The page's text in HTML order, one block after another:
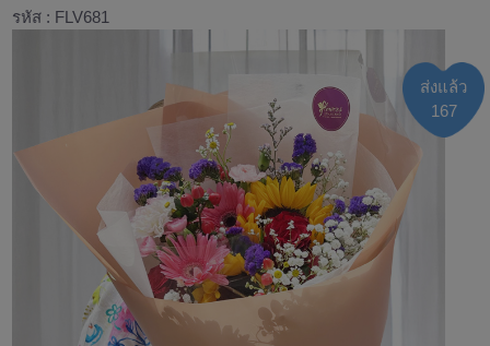
รหัส : FLV681
ส่งแล้ว
167